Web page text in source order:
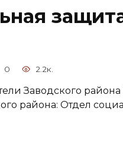
0 2.2к.
Заводского
района: Отдел